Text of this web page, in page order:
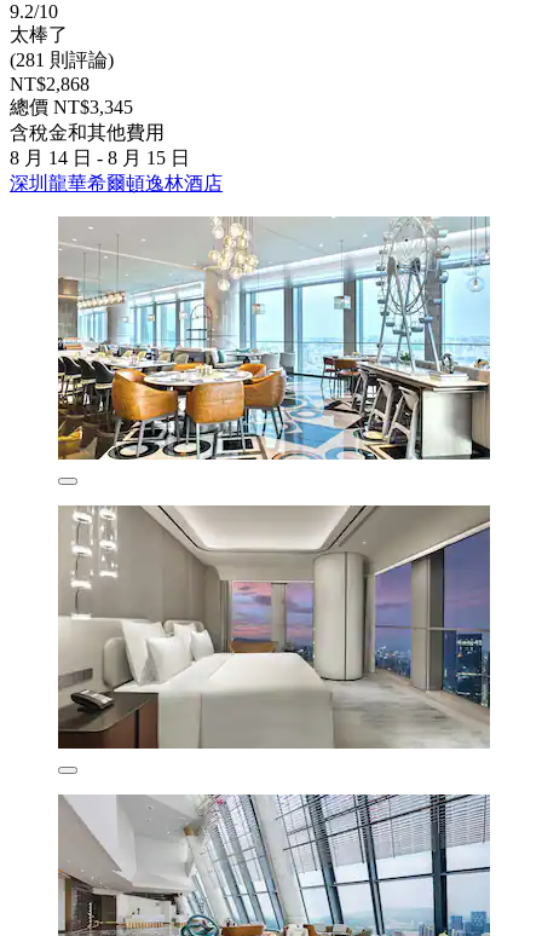
9.2/10
太棒了
(281 則評論)
NT$2,868
總價 NT$3,345
含稅金和其他費用
8 月 14 日 - 8 月 15 日
深圳龍華希爾頓逸林酒店